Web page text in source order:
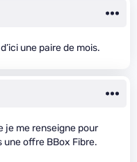
une paire de mois.
je me renseigne pour
une offre BBox Fibre.